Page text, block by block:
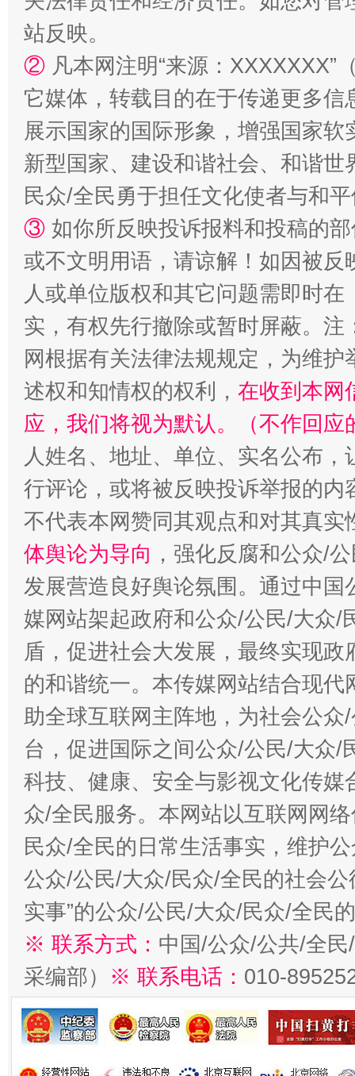
站反映。
② 凡本网注明“来源：
它媒体，转载目的在于传递更多
展示国家的国际形象，增强国家
新型国家、建设和谐社会、和谐
民众/全民勇于担任文化使者与和
③ 如你所反映投诉报料和投稿的
或不文明用语，请谅解！如因被
人或单位版权和其它问题需即时在
实，有权先行撤除或暂时屏蔽。
网根据有关法律法规规定，为维
述权和知情权的权利， 在收到本网
应，我们将视为默认。（不作回应
人姓名、地址、单位、实名公布
行评论，或将被反映投诉举报的
不代表本网赞同其观点和对其真实
体舆论为导向 ，强化反腐和公众/
发展营造良好舆论氛围。通过中
媒网站架起政府和公众/公民/大众/
盾，促进社会大发展，最终实现
的和谐统一。本传媒网站结合现
助全球互联网主阵地，为社会公
台，促进国际之间公众/公民/大众/
科技、健康、安全与影视文化传
众/全民服务。本网站以互联网网
民众/全民的日常生活事实，维护
公众/公民/大众/民众/全民的社会公
实事”的公众/公民/大众/民众/全民
※ 联系方式： 中国/公众/公共/全
采编部） ※ 联系电话： 010-